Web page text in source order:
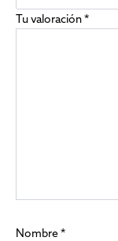
Tu valoración*
Nombre*